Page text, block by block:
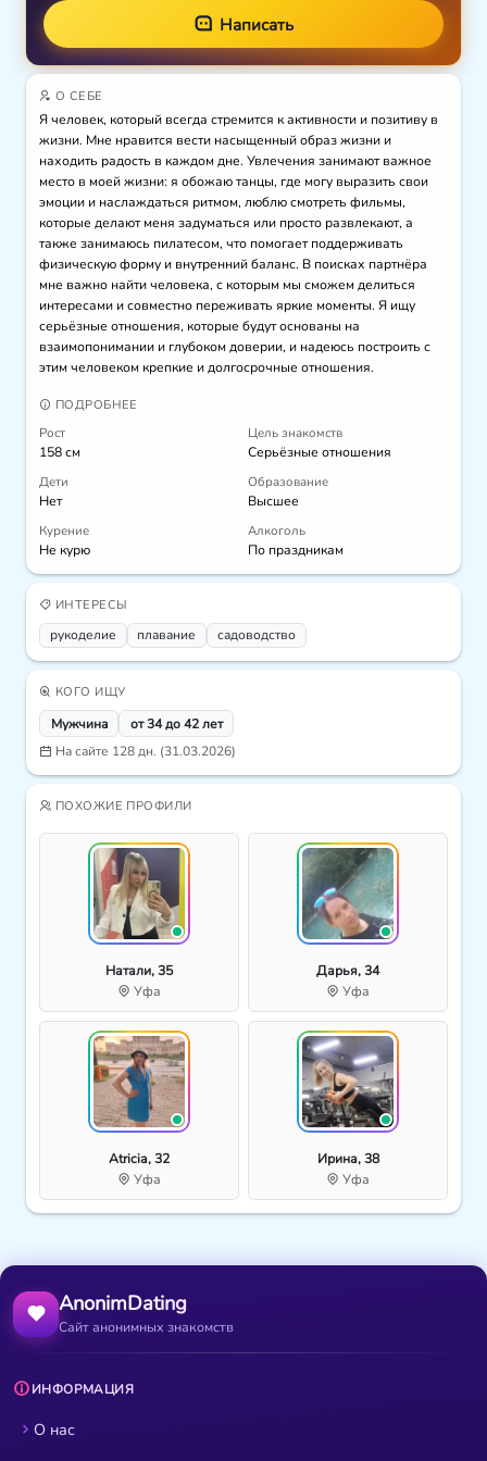
Написать
О СЕБЕ
Я человек, который всегда стремится к активности и позитиву в
жизни. Мне нравится вести насыщенный образ жизни и
находить радость в каждом дне. Увлечения занимают важное
место в моей жизни: я обожаю танцы, где могу выразить свои
эмоции и наслаждаться ритмом, люблю смотреть фильмы,
которые делают меня задуматься или просто развлекают, а
также занимаюсь пилатесом, что помогает поддерживать
физическую форму и внутренний баланс. В поисках партнёра
мне важно найти человека, с которым мы сможем делиться
интересами и совместно переживать яркие моменты. Я ищу
серьёзные отношения, которые будут основаны на
взаимопонимании и глубоком доверии, и надеюсь построить с
этим человеком крепкие и долгосрочные отношения.
ПОДРОБНЕЕ
Рост
158 см
Цель знакомств
Серьёзные отношения
Дети
Нет
Образование
Высшее
Курение
Не курю
Алкоголь
По праздникам
ИНТЕРЕСЫ
рукоделие плавание садоводство
КОГО ИЩУ
Мужчина
от 34 до 42 лет
На сайте 128 дн. (31.03.2026)
ПОХОЖИЕ ПРОФИЛИ
Натали, 35
Уфа
Дарья, 34
Уфа
Atricia, 32
Уфа
Ирина, 38
Уфа
AnonimDating
Сайт анонимных знакомств
ИНФОРМАЦИЯ
О нас